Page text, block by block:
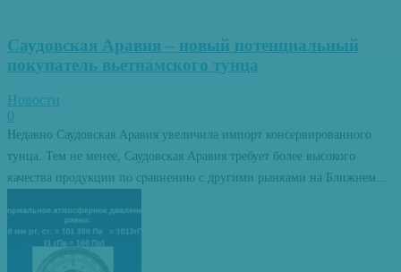
Саудовская Аравия – новый потенциальный
покупатель вьетнамского тунца
Новости
0
Недавно Саудовская Аравия увеличила импорт консервированного
тунца. Тем не менее, Саудовская Аравия требует более высокого
качества продукции по сравнению с другими рынками на Ближнем...